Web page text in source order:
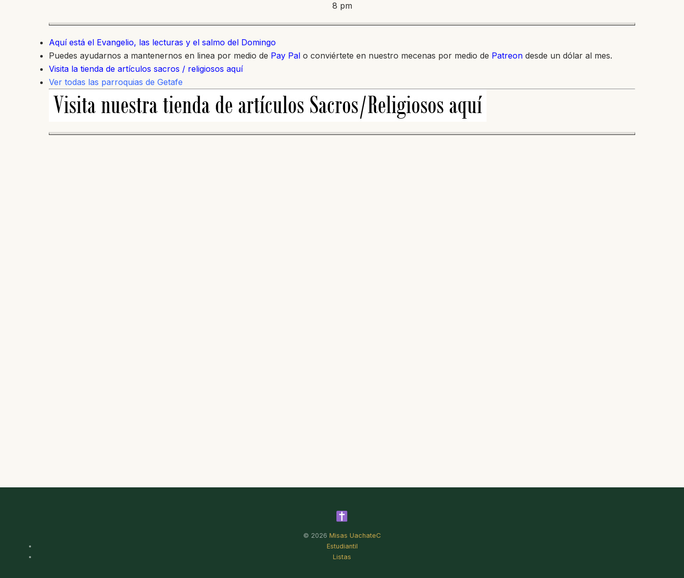
8 pm
Aquí está el Evangelio, las lecturas y el salmo del Domingo
Puedes ayudarnos a mantenernos en linea por medio de Pay Pal o conviértete en nuestro mecenas por medio de Patreon desde un dólar al mes.
Visita la tienda de artículos sacros / religiosos aquí
Ver todas las parroquias de Getafe
© 2026 Misas UachateC
Estudiantil
Listas